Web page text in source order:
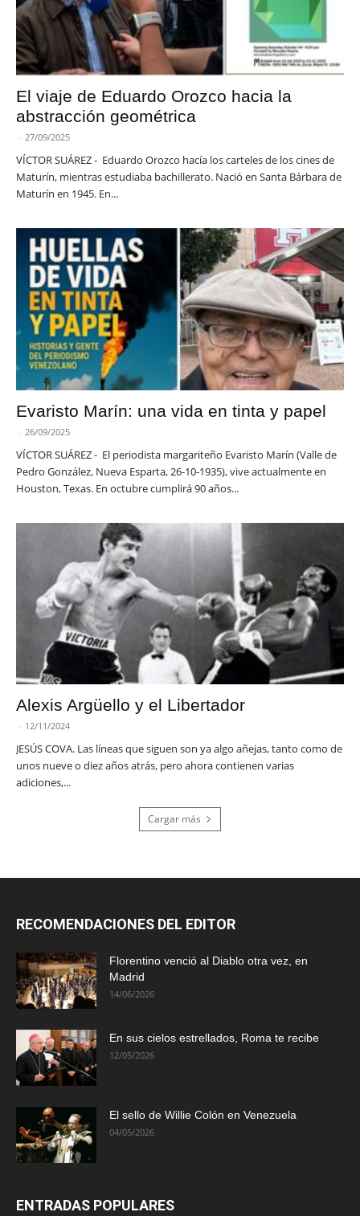
El viaje de Eduardo Orozco hacia la
abstracción geométrica
- 27/09/2025
VÍCTOR SUÁREZ - Eduardo Orozco hacía los carteles de los cines de
Maturín, mientras estudiaba bachillerato. Nació en Santa Bárbara de
Maturín en 1945. En...
Evaristo Marín: una vida en tinta y papel
- 26/09/2025
VÍCTOR SUÁREZ - El periodista margariteño Evaristo Marín (Valle de
Pedro González, Nueva Esparta, 26-10-1935), vive actualmente en
Houston, Texas. En octubre cumplirá 90 años...
Alexis Argüello y el Libertador
- 12/11/2024
JESÚS COVA. Las líneas que siguen son ya algo añejas, tanto como de
unos nueve o diez años atrás, pero ahora contienen varias
adiciones,...
Cargar más
RECOMENDACIONES DEL EDITOR
Florentino venció al Diablo otra vez, en
Madrid
14/06/2026
En sus cielos estrellados, Roma te recibe
12/05/2026
El sello de Willie Colón en Venezuela
04/05/2026
ENTRADAS POPULARES